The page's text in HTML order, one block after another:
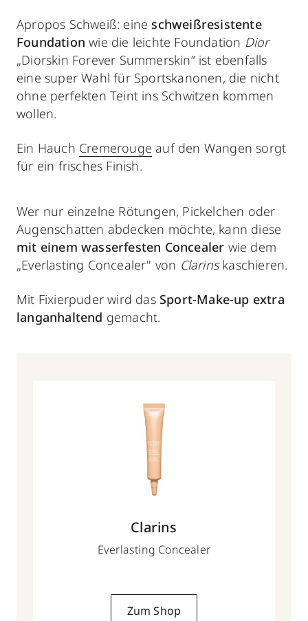
Apropos Schweiß: eine schweißresistente
Foundation wie die leichte Foundation Dior
„Diorskin Forever Summerskin“ ist ebenfalls
eine super Wahl für Sportskanonen, die nicht
ohne perfekten Teint ins Schwitzen kommen
wollen.
Ein Hauch Cremerouge auf den Wangen sorgt
für ein frisches Finish.
Wer nur einzelne Rötungen, Pickelchen oder
Augenschatten abdecken möchte, kann diese
mit einem wasserfesten Concealer wie dem
„Everlasting Concealer" von Clarinskaschieren.
Mit Fixierpuder wird das Sport-Make-up extra
langanhaltend gemacht.
Clarins
Everlasting Concealer
Zum Shop